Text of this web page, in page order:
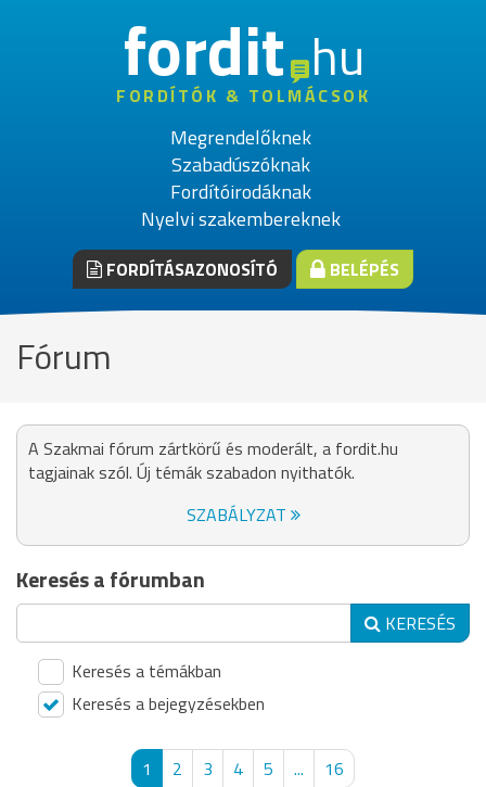
fordithu
FORDÍTÓK & TOLMÁCSOK
Megrendelőknek
Szabadúszóknak
Fordítóirodáknak
Nyelvi szakembereknek
FORDÍTÁSAZONOSÍTÓ BELÉPÉS
Fórum
A Szakmai fórum zártkörű és moderált, a fordit.hu
tagjainak szól. Új témák szabadon nyithatók.
SZABÁLYZAT
Keresés a fórumban
KERESÉS
Keresés a témákban
Keresés a bejegyzésekben
1 2 3 4 5 ...
16